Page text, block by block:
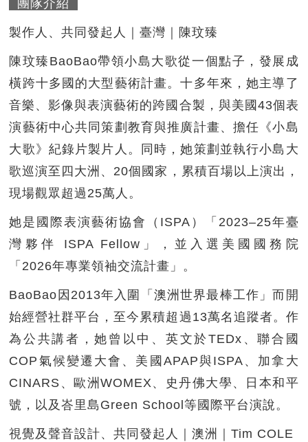
團隊介紹
製作人、共同發起人｜臺灣｜陳玟臻
陳玟臻BaoBao帶領小島大歌從一個點子，發展成
橫跨十多國的大型藝術計畫。十多年來，她主導了
音樂、影像與表演藝術的跨國合製，與美國43個表
演藝術中心共同策劃教育與推廣計畫、擔任《小島
大歌》紀錄片製片人。同時，她策劃並執行小島大
歌巡演至四大洲、20個國家，累積百場以上演出，
現場觀眾超過25萬人。
她是國際表演藝術協會（ISPA）「2023–25年臺
灣夥伴 ISPA Fellow」，並入選美國國務院
「2026年專業領袖交流計畫」。
BaoBao因2013年入圍「澳洲世界最棒工作」而開
始經營社群平台，至今累積超過13萬名追蹤者。作
為公共講者，她曾以中、英文於TEDx、聯合國
COP氣候變遷大會、美國APAP與ISPA、加拿大
CINARS、歐洲WOMEX、史丹佛大學、日本和平
號，以及峇里島Green School等國際平台演說。
視覺及聲音設計、共同發起人｜澳洲｜Tim COLE